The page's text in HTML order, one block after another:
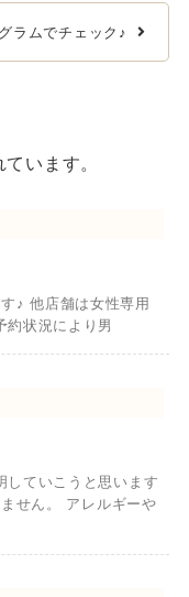
ラムでチェック♪
います。
♪ 他店舗は女性専用
約状況により男
していこうと思います
せん。 アレルギーや